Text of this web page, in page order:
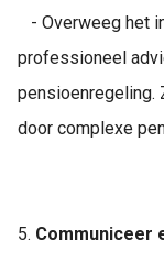
- Overweeg het
professioneel
pensioenregeling.
door complexe
5.